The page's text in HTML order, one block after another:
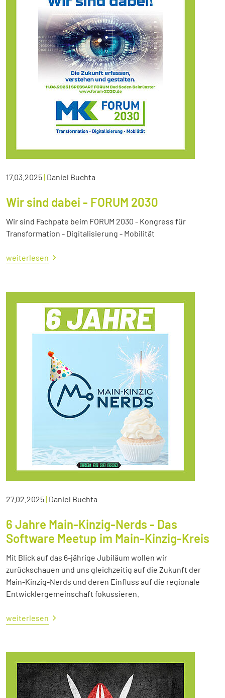
17.03.2025| Daniel Buchta
Wir sind dabei - FORUM 2030
Wir sind Fachpate beim FORUM 2030 - Kongress für
Transformation - Digitalisierung - Mobilität
weiterlesen
27.02.2025| Daniel Buchta
6 Jahre Main-Kinzig-Nerds - Das
Software Meetup im Main-Kinzig-Kreis
Mit Blick auf das 6-jährige Jubiläum wollen wir
zurückschauen und uns gleichzeitig auf die Zukunft der
Main-Kinzig-Nerds und deren Einfluss auf die regionale
Entwicklergemeinschaft fokussieren.
weiterlesen